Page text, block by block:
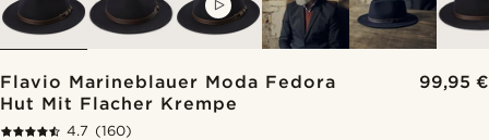
Flavio Marineblauer Moda Fedora
Hut Mit Flacher Krempe
99,95 €
4.7 (160)